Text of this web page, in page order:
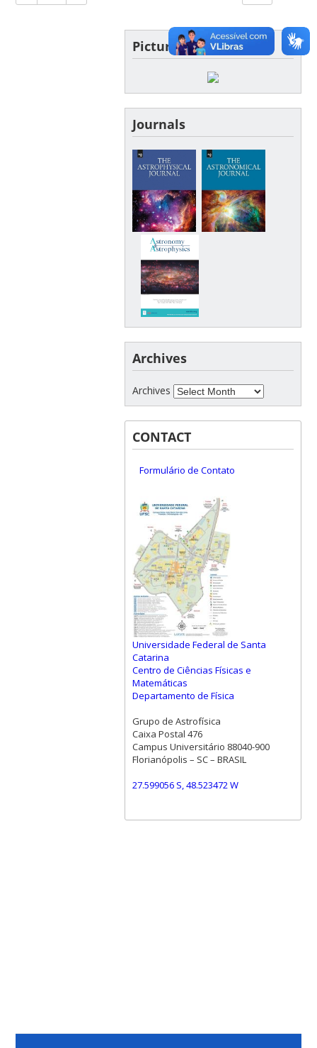
Picture of the day
Journals
Archives
Archives
CONTACT
Formulário de Contato
Universidade Federal de Santa
Catarina
Centro de Ciências Físicas e
Matemáticas
Departamento de Física
Grupo de Astrofísica
Caixa Postal 476
Campus Universitário 88040-900
Florianópolis – SC – BRASIL
27.599056 S, 48.523472 W